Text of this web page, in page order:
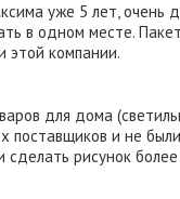
уже 5 лет, очень
в одном месте.
этой компании.
для дома
поставщиков и не
рисунок